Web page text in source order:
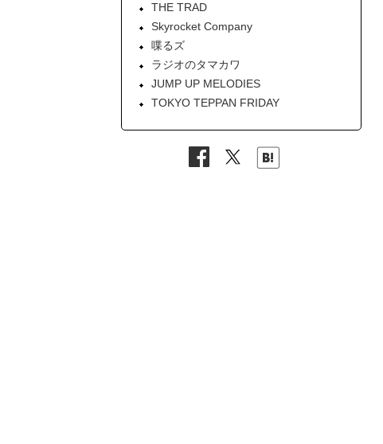
THE TRAD
Skyrocket Company
喋るズ
ラジオのタマカワ
JUMP UP MELODIES
TOKYO TEPPAN FRIDAY